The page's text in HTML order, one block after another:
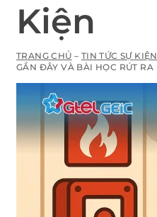
Kiện
TRANG CHỦ – TIN TỨC SỰ KIỆN
GẦN ĐÂY VÀ BÀI HỌC RÚT RA